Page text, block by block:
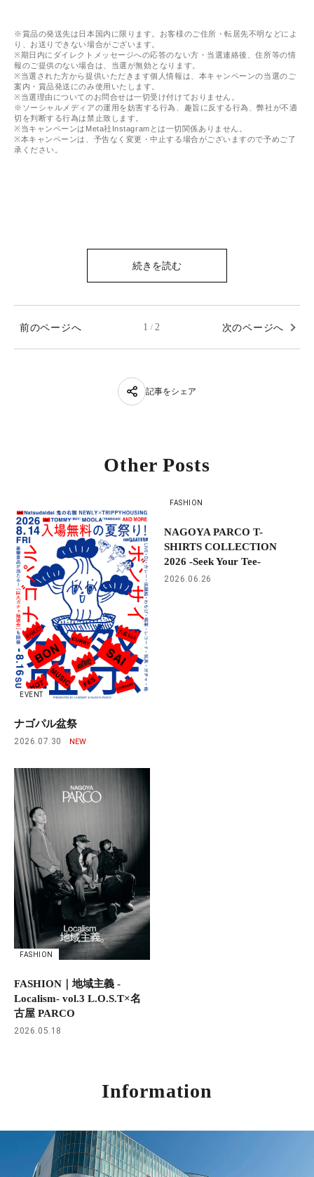
※賞品の発送先は日本国内に限ります。お客様のご住所・転居先不明などによ
り、お送りできない場合がございます。
※期日内にダイレクトメッセージへの応答のない方・当選連絡後、住所等の情
報のご提供のない場合は、当選が無効となります。
※当選された方から提供いただきます個人情報は、本キャンペーンの当選のご
案内・賞品発送にのみ使用いたします。
※当選理由についてのお問合せは一切受け付けておりません。
※ソーシャルメディアの運用を妨害する行為、趣旨に反する行為、弊社が不適
切を判断する行為は禁止致します。
※当キャンペーンはMeta社Instagramとは一切関係ありません。
※本キャンペーンは、予告なく変更・中止する場合がございますので予めご了
承ください。
続きを読む
前のページへ 1 / 2 次のページへ
記事をシェア
Other Posts
EVENT
ナゴパル盆祭
2026.07.30
FASHION
NAGOYA PARCO T-
SHIRTS COLLECTION
2026 -Seek Your Tee-
2026.06.26
FASHION
FASHION｜地域主義 -
Localism- vol.3 L.O.S.T×名
古屋 PARCO
2026.05.18
Information